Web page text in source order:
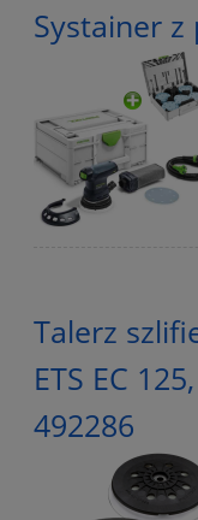
Systainer z
Talerz
ETS EC
492286